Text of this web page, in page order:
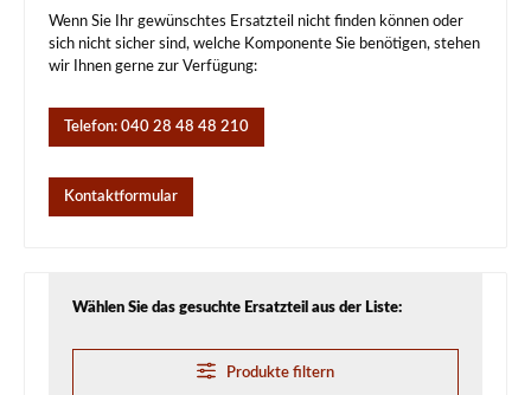
Wenn Sie Ihr gewünschtes Ersatzteil nicht finden können oder
sich nicht sicher sind, welche Komponente Sie benötigen, stehen
wir Ihnen gerne zur Verfügung:
Telefon: 040 28 48 48 210
Kontaktformular
Wählen Sie das gesuchte Ersatzteil aus der Liste:
Produkte filtern